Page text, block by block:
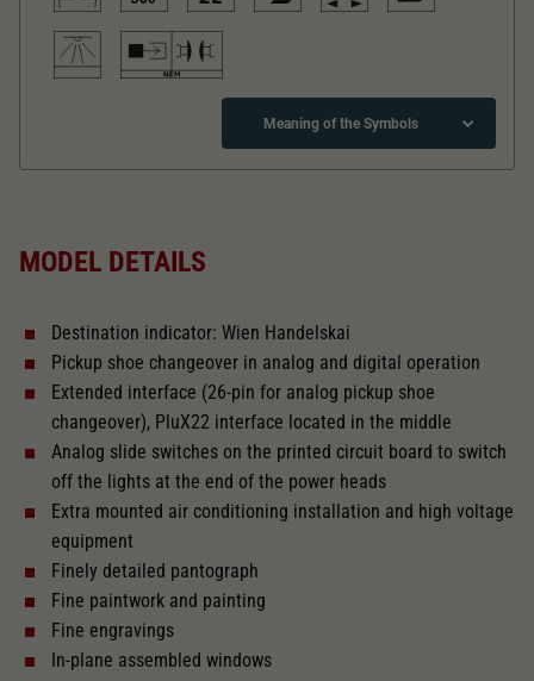
Meaning of the Symbols
Prepared for locomotive sound
Direct current Digital EXTRA
Integrated locomotive sound
Decoder Doehler & Haass
Alternating current Digital
EXTRA
762 Length over buffer in mm
MODEL DETAILS
Destination indicator: Wien Handelskai
Pickup shoe changeover in analog and digital operation
Extended interface (26-pin for analog pickup shoe
changeover), PluX22 interface located in the middle
Analog slide switches on the printed circuit board to switch
off the lights at the end of the power heads
Extra mounted air conditioning installation and high voltage
equipment
Finely detailed pantograph
Fine paintwork and painting
Fine engravings
In-plane assembled windows